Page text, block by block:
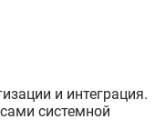
и интеграция.
системной